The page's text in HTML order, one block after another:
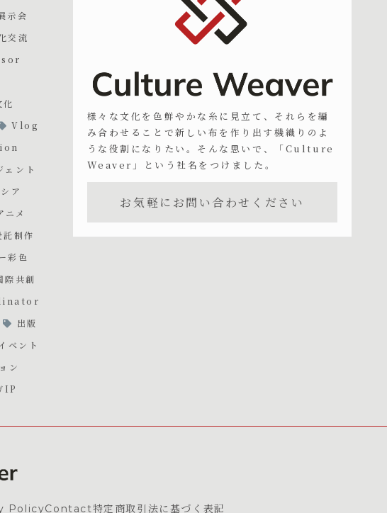
示会
交流
化
Vlog
ェント
ア
ニメ
託制作
彩色
際共創
出版
ベント
ン
IP
様々な文化を色鮮やかな糸に見立て、それらを編
み合わせることで新しい布を作り出す機織りのよ
うな役割になりたい。そんな思いで、「Culture
Weaver」という社名をつけました。
お気軽にお問い合わせください
PolicyContact特定商取引法に基づく表記